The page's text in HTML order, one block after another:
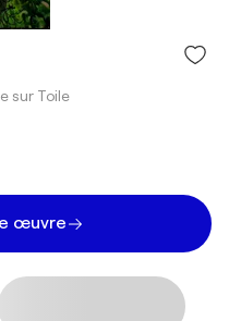
sur Toile
œuvre